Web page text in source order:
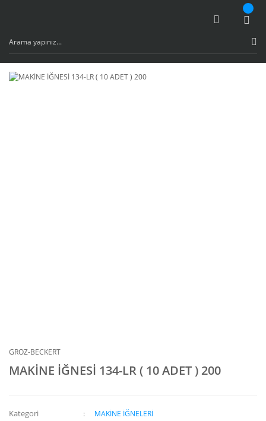
GROZ-BECKERT
MAKİNE İĞNESİ 134-LR ( 10 ADET ) 200
Kategori MAKİNE İĞNELERİ